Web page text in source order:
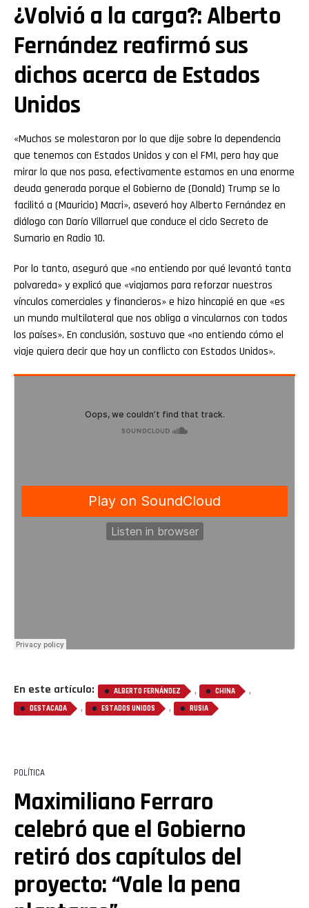
¿Volvió a la carga?: Alberto
Fernández reafirmó sus
dichos acerca de Estados
Unidos
«Muchos se molestaron por lo que dije sobre la dependencia
que tenemos con Estados Unidos y con el FMI, pero hay que
mirar lo que nos pasa, efectivamente estamos en una enorme
deuda generada porque el Gobierno de (Donald) Trump se lo
facilitó a (Mauricio) Macri», aseveró hoy Alberto Fernández en
diálogo con Darío Villarruel que conduce el ciclo Secreto de
Sumario en Radio 10.
Por lo tanto, aseguró que «no entiendo por qué levantó tanta
polvareda» y explicó que «viajamos para reforzar nuestros
vínculos comerciales y financieros» e hizo hincapié en que «es
un mundo multilateral que nos obliga a vincularnos con todos
los países». En conclusión, sostuvo que «no entiendo cómo el
viaje quiera decir que hay un conflicto con Estados Unidos».
En este artículo: ALBERTO FERNÁNDEZ , CHINA ,
DESTACADA , ESTADOS UNIDOS , RUSIA
POLÍTICA
Maximiliano Ferraro
celebró que el Gobierno
retiró dos capítulos del
proyecto: “Vale la pena